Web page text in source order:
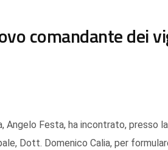
comandante dei
Angelo Festa, ha incontrato, presso
Dott. Domenico Calia, per